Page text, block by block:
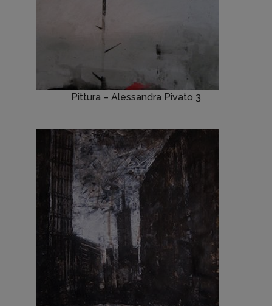
Pittura – Alessandra Pivato 3